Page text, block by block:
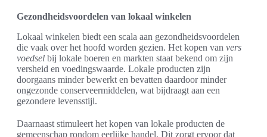
Gezondheidsvoordelen van lokaal winkelen
Lokaal winkelen biedt een scala aan gezondheidsvoordelen
die vaak over het hoofd worden gezien. Het kopen van vers
voedsel bij lokale boeren en markten staat bekend om zijn
versheid en voedingswaarde. Lokale producten zijn
doorgaans minder bewerkt en bevatten daardoor minder
ongezonde conserveermiddelen, wat bijdraagt aan een
gezondere levensstijl.
Daarnaast stimuleert het kopen van lokale producten de
gemeenschap rondom eerlijke handel. Dit zorgt ervoor dat